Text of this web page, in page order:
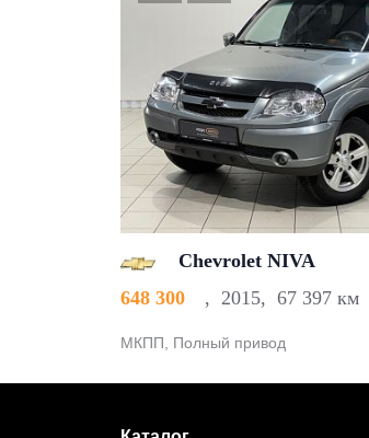
Chevrolet NIVA
648 300
, 2015, 67 397 км
МКПП, Полный привод